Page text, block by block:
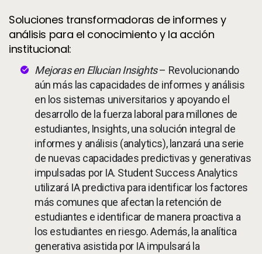
Soluciones transformadoras de informes y
análisis para el conocimiento y la acción
institucional:
Mejoras en Ellucian Insights– Revolucionando
aún más las capacidades de informes y análisis
en los sistemas universitarios y apoyando el
desarrollo de la fuerza laboral para millones de
estudiantes, Insights, una solución integral de
informes y análisis (analytics), lanzará una serie
de nuevas capacidades predictivas y generativas
impulsadas por IA. Student Success Analytics
utilizará IA predictiva para identificar los factores
más comunes que afectan la retención de
estudiantes e identificar de manera proactiva a
los estudiantes en riesgo. Además, la analítica
generativa asistida por IA impulsará la